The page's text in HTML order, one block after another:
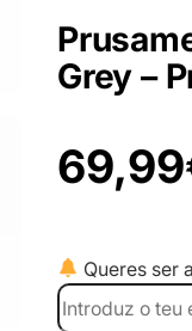
Grey –
69,99
Queres ser